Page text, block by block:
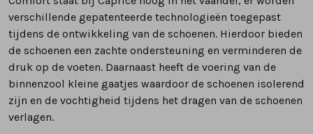
verschillende gepatenteerde technologieën toegepast
tijdens de ontwikkeling van de schoenen. Hierdoor bieden
de schoenen een zachte ondersteuning en verminderen de
druk op de voeten. Daarnaast heeft de voering van de
binnenzool kleine gaatjes waardoor de schoenen isolerend
zijn en de vochtigheid tijdens het dragen van de schoenen
verlagen.